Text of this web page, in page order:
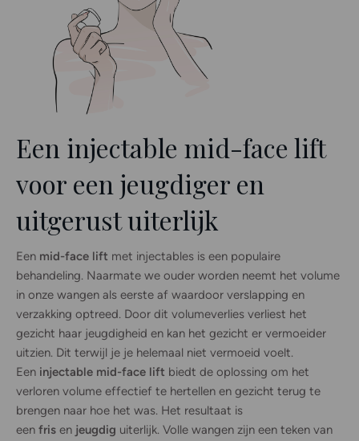
Een injectable mid-face lift
voor een jeugdiger en
uitgerust uiterlijk
Een mid-face lift met injectables is een populaire
behandeling. Naarmate we ouder worden neemt het volume
in onze wangen als eerste af waardoor verslapping en
verzakking optreed. Door dit volumeverlies verliest het
gezicht haar jeugdigheid en kan het gezicht er vermoeider
uitzien. Dit terwijl je je helemaal niet vermoeid voelt.
Een injectable mid-face lift biedt de oplossing om het
verloren volume effectief te hertellen en gezicht terug te
brengen naar hoe het was. Het resultaat is
een fris en jeugdig uiterlijk. Volle wangen zijn een teken van